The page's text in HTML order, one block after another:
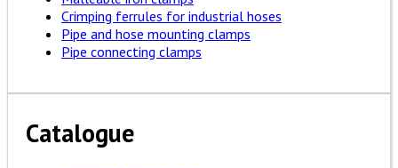
Crimping ferrules for industrial hoses
Pipe and hose mounting clamps
Pipe connecting clamps
Catalogue